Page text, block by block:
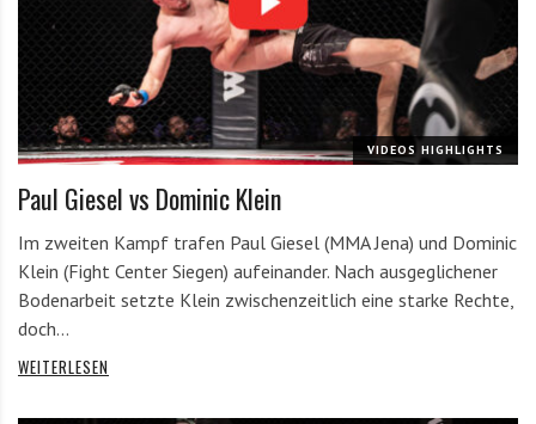
VIDEOS HIGHLIGHTS
Paul Giesel vs Dominic Klein
Im zweiten Kampf trafen Paul Giesel (MMA Jena) und Dominic
Klein (Fight Center Siegen) aufeinander. Nach ausgeglichener
Bodenarbeit setzte Klein zwischenzeitlich eine starke Rechte,
doch…
WEITERLESEN